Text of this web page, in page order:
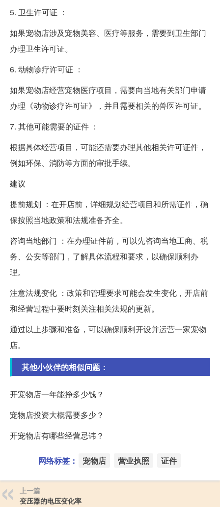
5. 卫生许可证 ：
如果宠物店涉及宠物美容、医疗等服务，需要到卫生部门
办理卫生许可证。
6. 动物诊疗许可证 ：
如果宠物店经营宠物医疗项目，需要向当地有关部门申请
办理《动物诊疗许可证》，并且需要相关的兽医许可证。
7. 其他可能需要的证件 ：
根据具体经营项目，可能还需要办理其他相关许可证件，
例如环保、消防等方面的审批手续。
建议
提前规划 ：在开店前，详细规划经营项目和所需证件，确
保按照当地政策和法规准备齐全。
咨询当地部门 ：在办理证件前，可以先咨询当地工商、税
务、公安等部门，了解具体流程和要求，以确保顺利办
理。
注意法规变化 ：政策和管理要求可能会发生变化，开店前
和经营过程中要时刻关注相关法规的更新。
通过以上步骤和准备，可以确保顺利开设并运营一家宠物
店。
其他小伙伴的相似问题：
开宠物店一年能挣多少钱？
宠物店投资大概需要多少？
开宠物店有哪些经营忌讳？
网络标签： 宠物店 营业执照 证件
上一篇
变压器的电压变化率